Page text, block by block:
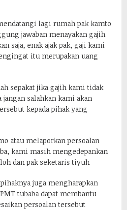
lagi rumah pak kamto
jawaban menayakan gajih
saja, enak ajak pak, gaji kami
itu merupakan uang
sepakat jika gajih kami tidak
jangan salahkan kami akan
kepada pihak yang
atau melaporkan persoalan
kami masih mengedepankan
dan pak seketaris tiyuh
juga mengharapkan
tubaba dapat membantu
persoalan tersebut